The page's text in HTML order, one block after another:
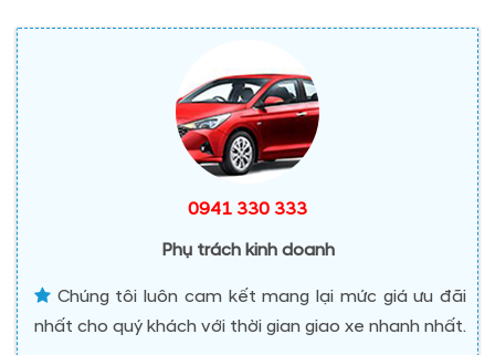
0941 330 333
Phụ trách kinh doanh
Chúng tôi luôn cam kết mang lại mức giá ưu đãi
nhất cho quý khách với thời gian giao xe nhanh nhất.